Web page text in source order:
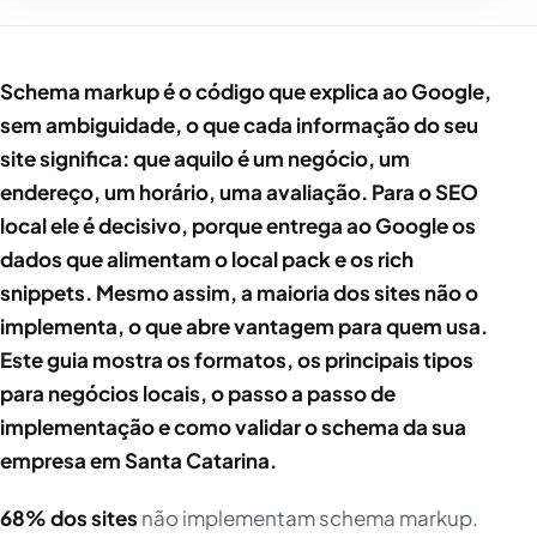
Schema markup é o código que explica ao Google,
sem ambiguidade, o que cada informação do seu
site significa: que aquilo é um negócio, um
endereço, um horário, uma avaliação. Para o SEO
local ele é decisivo, porque entrega ao Google os
dados que alimentam o local pack e os rich
snippets. Mesmo assim, a maioria dos sites não o
implementa, o que abre vantagem para quem usa.
Este guia mostra os formatos, os principais tipos
para negócios locais, o passo a passo de
implementação e como validar o schema da sua
empresa em Santa Catarina.
68% dos sites não implementam schema markup.